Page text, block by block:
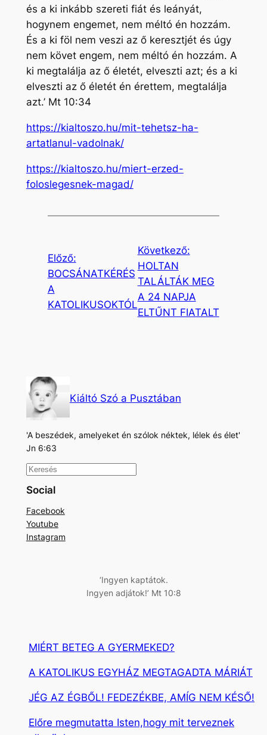
és a ki inkább szereti fiát és leányát,
hogynem engemet, nem méltó én hozzám.
És a ki föl nem veszi az ő keresztjét és úgy
nem követ engem, nem méltó én hozzám. A
ki megtalálja az ő életét, elveszti azt; és a ki
elveszti az ő életét én érettem, megtalálja
azt.’ Mt 10:34
https://kialtoszo.hu/mit-tehetsz-ha-
artatlanul-vadolnak/
https://kialtoszo.hu/miert-erzed-
foloslegesnek-magad/
Előző:
BOCSÁNATKÉRÉS
A
KATOLIKUSOKTÓL
Következő:
HOLTAN
TALÁLTÁK MEG
A 24 NAPJA
ELTŰNT FIATALT
Kiáltó Szó a Pusztában
'A beszédek, amelyeket én szólok néktek, lélek és élet'
Jn 6:63
K
e
e
s
Social
Facebook
Youtube
Instagram
‘Ingyen kaptátok.
Ingyen adjátok!’ Mt 10:8
MIÉRT BETEG A GYERMEKED?
A KATOLIKUS EGYHÁZ MEGTAGADTA MÁRIÁT
JÉG AZ ÉGBŐL! FEDEZÉKBE, AMÍG NEM KÉSŐ!
Előre megmutatta Isten,hogy mit terveznek